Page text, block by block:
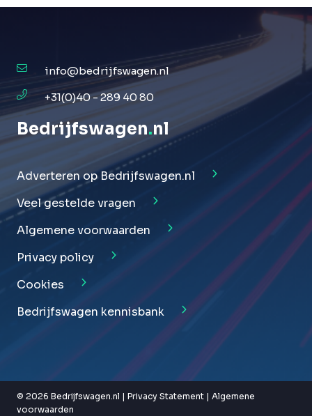
info@bedrijfswagen.nl
+31(0)40 - 289 40 80
Bedrijfswagen.nl
Adverteren op Bedrijfswagen.nl
Veel gestelde vragen
Algemene voorwaarden
Privacy policy
Cookies
Bedrijfswagen kennisbank
© 2026 Bedrijfswagen.nl | Privacy Statement | Algemene
voorwaarden